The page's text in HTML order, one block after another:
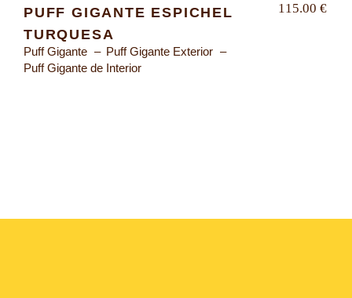
PUFF GIGANTE ESPICHEL
TURQUESA
Puff Gigante
Puff Gigante Exterior
Puff Gigante de Interior
115.00 €